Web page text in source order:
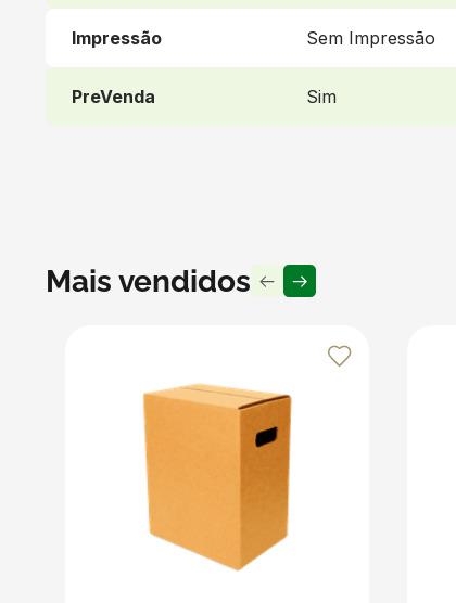
Recomendações
Para maior segurança, recomendamos
transporte de líquidos. Proteja suas entregas e
Impressão Sem Impressão
PreVenda Sim
Mais vendidos